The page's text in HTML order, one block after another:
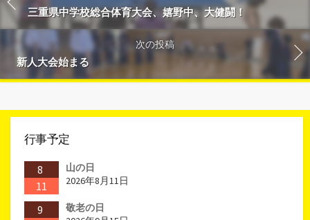
三重県中学校総合体育大会、嬉野中、大健闘！
次の投稿
新人大会始まる
行事予定
8
11
山の日
2026年8月11日
9
敬老の日